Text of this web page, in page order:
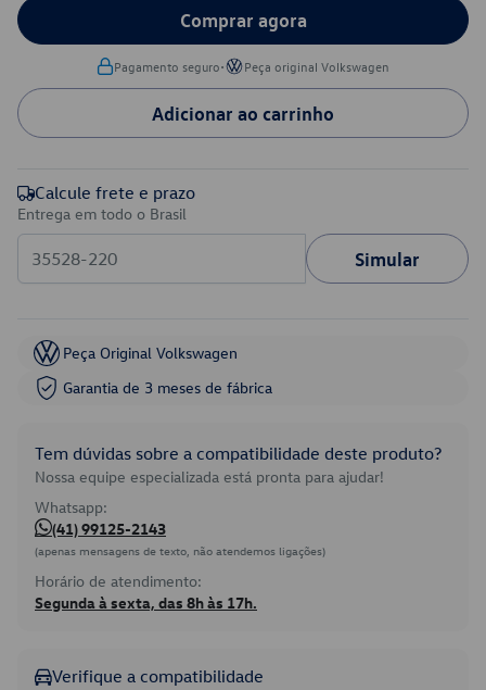
Comprar agora
Pagamento seguro• Peça original Volkswagen
Adicionar ao carrinho
Calcule frete e prazo
Entrega em todo o Brasil
Simular
Peça Original Volkswagen
Garantia de 3 meses de fábrica
Tem dúvidas sobre a compatibilidade deste produto?
Nossa equipe especializada está pronta para ajudar!
Whatsapp:
(41) 99125-2143
(apenas mensagens de texto, não atendemos ligações)
Horário de atendimento:
Segunda à sexta, das 8h às 17h.
Verifique a compatibilidade